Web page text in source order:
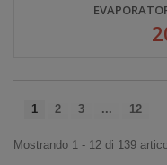
1 2 3 ... 12
Mostrando 1 - 12 di 139